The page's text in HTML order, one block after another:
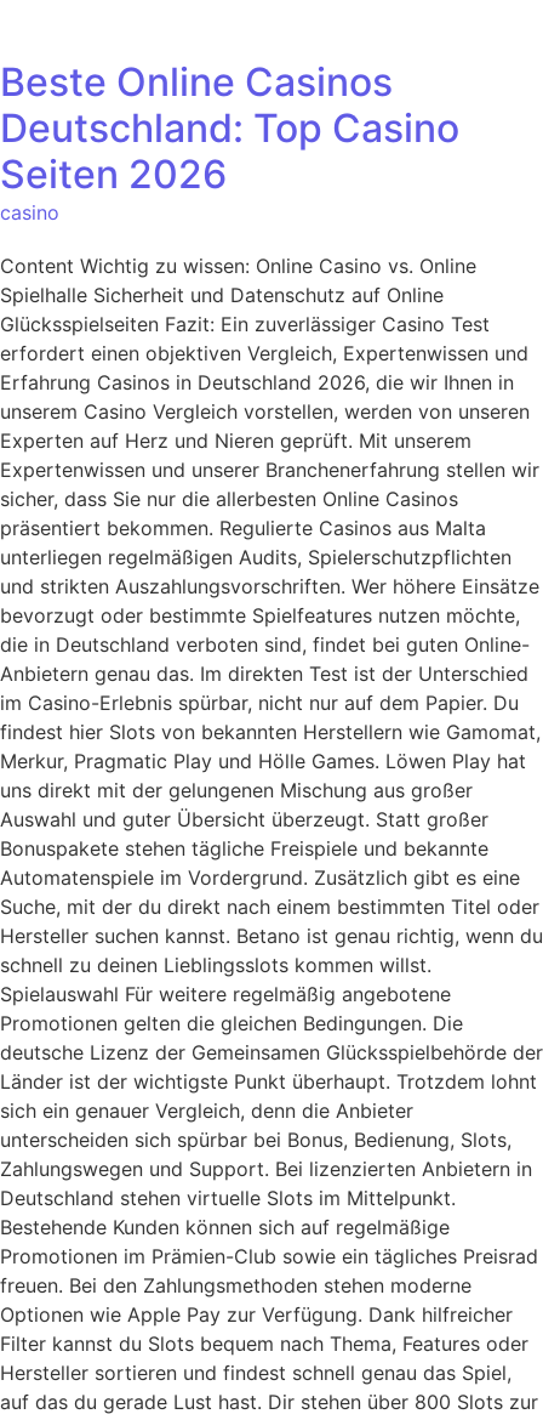
Beste Online Casinos
Deutschland: Top Casino
Seiten 2026
casino
Content Wichtig zu wissen: Online Casino vs. Online
Spielhalle Sicherheit und Datenschutz auf Online
Glücksspielseiten Fazit: Ein zuverlässiger Casino Test
erfordert einen objektiven Vergleich, Expertenwissen und
Erfahrung Casinos in Deutschland 2026, die wir Ihnen in
unserem Casino Vergleich vorstellen, werden von unseren
Experten auf Herz und Nieren geprüft. Mit unserem
Expertenwissen und unserer Branchenerfahrung stellen wir
sicher, dass Sie nur die allerbesten Online Casinos
präsentiert bekommen. Regulierte Casinos aus Malta
unterliegen regelmäßigen Audits, Spielerschutzpflichten
und strikten Auszahlungsvorschriften. Wer höhere Einsätze
bevorzugt oder bestimmte Spielfeatures nutzen möchte,
die in Deutschland verboten sind, findet bei guten Online-
Anbietern genau das. Im direkten Test ist der Unterschied
im Casino-Erlebnis spürbar, nicht nur auf dem Papier. Du
findest hier Slots von bekannten Herstellern wie Gamomat,
Merkur, Pragmatic Play und Hölle Games. Löwen Play hat
uns direkt mit der gelungenen Mischung aus großer
Auswahl und guter Übersicht überzeugt. Statt großer
Bonuspakete stehen tägliche Freispiele und bekannte
Automatenspiele im Vordergrund. Zusätzlich gibt es eine
Suche, mit der du direkt nach einem bestimmten Titel oder
Hersteller suchen kannst. Betano ist genau richtig, wenn du
schnell zu deinen Lieblingsslots kommen willst.
Spielauswahl Für weitere regelmäßig angebotene
Promotionen gelten die gleichen Bedingungen. Die
deutsche Lizenz der Gemeinsamen Glücksspielbehörde der
Länder ist der wichtigste Punkt überhaupt. Trotzdem lohnt
sich ein genauer Vergleich, denn die Anbieter
unterscheiden sich spürbar bei Bonus, Bedienung, Slots,
Zahlungswegen und Support. Bei lizenzierten Anbietern in
Deutschland stehen virtuelle Slots im Mittelpunkt.
Bestehende Kunden können sich auf regelmäßige
Promotionen im Prämien-Club sowie ein tägliches Preisrad
freuen. Bei den Zahlungsmethoden stehen moderne
Optionen wie Apple Pay zur Verfügung. Dank hilfreicher
Filter kannst du Slots bequem nach Thema, Features oder
Hersteller sortieren und findest schnell genau das Spiel,
auf das du gerade Lust hast. Dir stehen über 800 Slots zur